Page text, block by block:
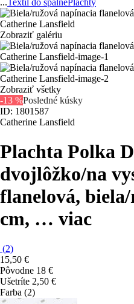
...Textil do spálnePlachty
Zobraziť galériu
Zobraziť všetky
-13 %Posledné kúsky
ID: 1801587
Catherine Lansfield
Plachta Polka
dvojlôžko/na
flanelová,
cm, … viac
(2)
15,50 €
Pôvodne 18 €
Ušetríte 2,50 €
Farba (2)